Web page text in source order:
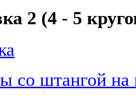
2 (4 - 5
со штангой на